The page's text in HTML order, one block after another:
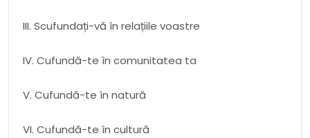
III. Scufundați-vă în relațiile voastre
IV. Cufundă-te în comunitatea ta
V. Cufundă-te în natură
VI. Cufundă-te în cultură